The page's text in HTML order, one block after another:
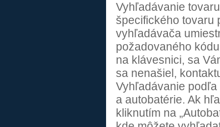
Vyhľadávanie
špecifického tovaru
vyhľadávača
požadovaného
na klávesnici, sa
sa nenašiel,
Vyhľadávanie
a autobatérie. Ak
kliknutím na